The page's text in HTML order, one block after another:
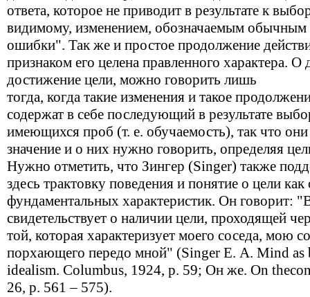
ответа, которое не приводит в результате к
видимому, изменением, обозначаемым
ошибки". Так же и простое продолжение
признаком его целена правленного характера.
достижение цели, можно говорить лишь
тогда, когда такие изменения и такое
содержат в себе последующий в результате
имеющихся проб (т. е. обучаемость), так что
значение и о них нужно говорить, определяя
Нужно отметить, что Зингер (Singer) также
здесь трактовку поведения и понятие о цели
фундаментальных характеристик. Он говорит:
свидетельствует о наличии цели, проходящей
той, которая характеризует моего соседа, мою
порхающего передо мной" (Singer Е. А. Mind as
idealism. Columbus, 1924, р. 59; Он же. On
26, р. 561 – 575).